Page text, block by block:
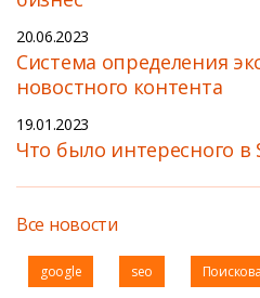
20.06.2023
Cистема определения
новостного контента
19.01.2023
Что было интересного в
Все новости
google seo